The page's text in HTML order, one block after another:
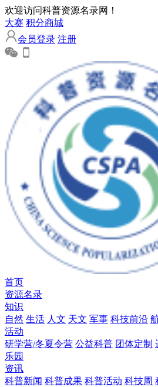
欢迎访问科普资源名录网！
大赛 积分商城
会员登录 注册
首页
资源名录
知识
自然 生活 人文 天文 军事 科技前沿
活动
研学营/冬夏令营 公益科普 团体定制
乐园
资讯
科普新闻 科普成果 科普活动 科技周